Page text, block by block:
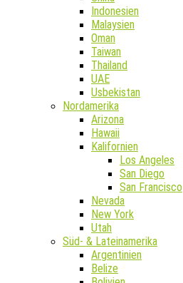
Indonesien
Malaysien
Oman
Taiwan
Thailand
UAE
Usbekistan
Nordamerika
Arizona
Hawaii
Kalifornien
Los Angeles
San Diego
San Francisco
Nevada
New York
Utah
Süd- & Lateinamerika
Argentinien
Belize